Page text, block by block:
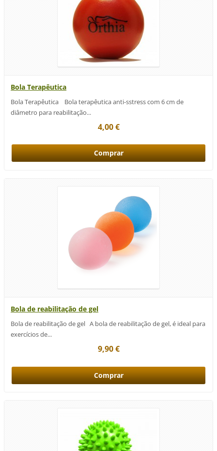
Bola Terapêutica
Bola Terapêutica Bola terapêutica anti-sstress com 6 cm de
diâmetro para reabilitação...
4,00 €
Bola de reabilitação de gel
Bola de reabilitação de gel A bola de reabilitação de gel, é ideal para
exercícios de...
9,90 €